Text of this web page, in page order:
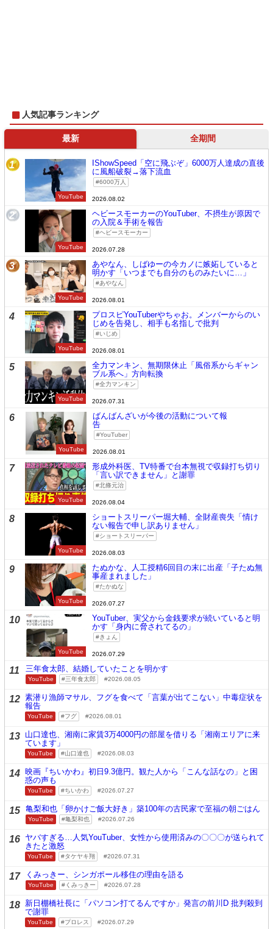
人気記事ランキング
最新 全期間
1
YouTube
IShowSpeed「空に飛ぶぞ」6000万人達成の直後
に風船破裂→落下流血
6000万人
2026.08.02
2
YouTube
ヘビースモーカーのYouTuber、不摂生が原因で
の入院＆手術を報告
ヘビースモーカー
2026.07.28
3
YouTube
あやなん、しばゆーの今カノに嫉妬していると
明かす「いつまでも自分のものみたいに…」
あやなん
2026.08.01
4
YouTube
プロスピYouTuberやちゃお。メンバーからのい
じめを告発し、相手も名指しで批判
いじめ
2026.08.01
5
YouTube
全力マンキン、無期限休止「風俗系からギャン
ブル系へ」方向転換
全力マンキン
2026.07.31
6
YouTube
ばんばんざいが今後の活動について報
告
YouTuber
2026.08.01
7
YouTube
形成外科医、TV特番で台本無視で収録打ち切り
「言い訳できません」と謝罪
北條元治
2026.08.04
8
YouTube
ショートスリーパー堀大輔、全財産喪失「情け
ない報告で申し訳ありません」
ショートスリーパー
2026.08.03
9
YouTube
たぬかな、人工授精6回目の末に出産「子たぬ無
事産まれました」
たかぬな
2026.07.27
10
YouTube
YouTuber、実父から金銭要求が続いていると明
かす「身内に脅されてるの」
きょん
2026.07.29
11 三年食太郎、結婚していたことを明かす
YouTube 三年食太郎 2026.08.05
12 素潜り漁師マサル、フグを食べて「言葉が出てこない」中毒症状を
報告
YouTube フグ 2026.08.01
13 山口達也、湘南に家賃3万4000円の部屋を借りる「湘南エリアに来
ています」
YouTube 山口達也 2026.08.03
14 映画『ちいかわ』初日9.3億円。観た人から「こんな話なの」と困
惑の声も
YouTube ちいかわ 2026.07.27
15 亀梨和也「卵かけご飯大好き」築100年の古民家で至福の朝ごはん
YouTube 亀梨和也 2026.07.26
16 ヤバすぎる…人気YouTuber、女性から使用済みの〇〇〇が送られて
きたと激怒
YouTube タケヤキ翔 2026.07.31
17 くみっきー、シンガポール移住の理由を語る
YouTube くみっきー 2026.07.28
18 新日棚橋社長に「パソコン打てるんですか」発言の前川D 批判殺到
で謝罪
YouTube プロレス 2026.07.29